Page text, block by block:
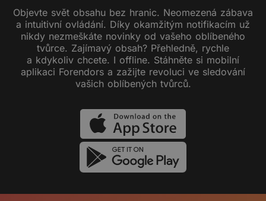
Objevte svět obsahu bez hranic. Neomezená zábava
a intuitivní ovládání. Díky okamžitým notifikacím už
nikdy nezmeškáte novinky od vašeho oblíbeného
tvůrce. Zajímavý obsah? Přehledně, rychle
a kdykoliv chcete. I offline. Stáhněte si mobilní
aplikaci Forendors a zažijte revoluci ve sledování
vašich oblíbených tvůrců.